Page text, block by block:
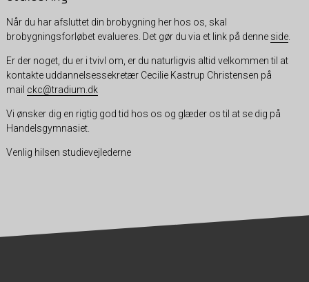
Når du har afsluttet din brobygning her hos os, skal
brobygningsforløbet evalueres. Det gør du via et link på denne side.
Er der noget, du er i tvivl om, er du naturligvis altid velkommen til at
kontakte uddannelsessekretær Cecilie Kastrup Christensen på
mail ckc@tradium.dk
Vi ønsker dig en rigtig god tid hos os og glæder os til at se dig på
Handelsgymnasiet.
Venlig hilsen studievejlederne